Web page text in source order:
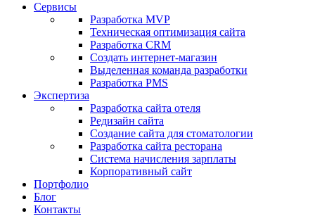
Сервисы
Разработка MVP
Техническая оптимизация сайта
Разработка CRM
Создать интернет-магазин
Выделенная команда разработки
Разработка PMS
Экспертиза
Разработка сайта отеля
Редизайн сайта
Создание сайта для стоматологии
Разработка сайта ресторана
Система начисления зарплаты
Корпоративный сайт
Портфолио
Блог
Контакты